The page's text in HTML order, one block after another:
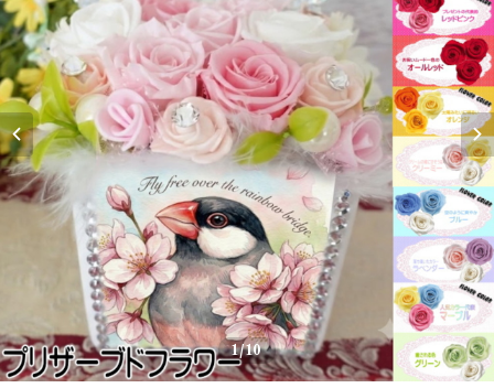
1/10